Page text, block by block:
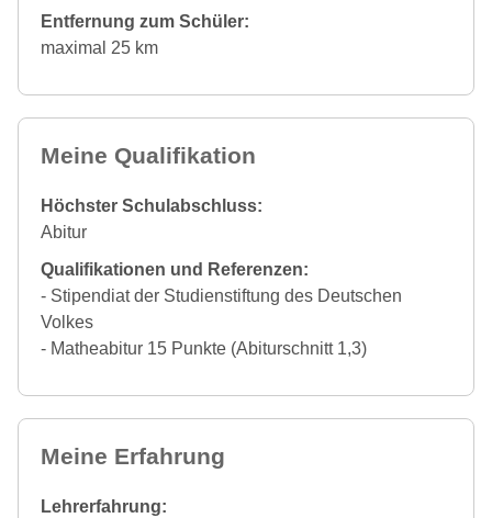
Entfernung zum Schüler:
maximal 25 km
Meine Qualifikation
Höchster Schulabschluss:
Abitur
Qualifikationen und Referenzen:
- Stipendiat der Studienstiftung des Deutschen
Volkes
- Matheabitur 15 Punkte (Abiturschnitt 1,3)
Meine Erfahrung
Lehrerfahrung: